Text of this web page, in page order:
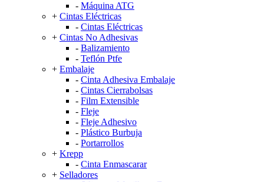
- Máquina ATG
+ Cintas Eléctricas
- Cintas Eléctricas
+ Cintas No Adhesivas
- Balizamiento
- Teflón Ptfe
+ Embalaje
- Cinta Adhesiva Embalaje
- Cintas Cierrabolsas
- Film Extensible
- Fleje
- Fleje Adhesivo
- Plástico Burbuja
- Portarrollos
+ Krepp
- Cinta Enmascarar
+ Selladores